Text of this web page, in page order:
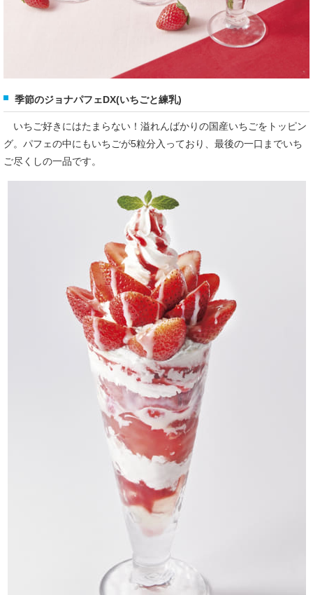
季節のジョナパフェDX(いちごと練乳)
いちご好きにはたまらない！溢れんばかりの国産いちごをトッピン
グ。パフェの中にもいちごが5粒分入っており、最後の一口までいち
ご尽くしの一品です。